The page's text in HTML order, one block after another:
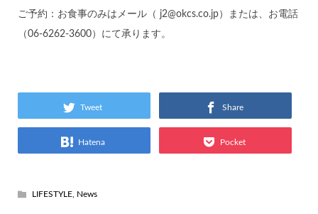
ご予約：お食事のみはメール（ j2@okcs.co.jp）または、お電話
（06-6262-3600）にて承ります。
Tweet Share
Hatena Pocket
LIFESTYLE, News